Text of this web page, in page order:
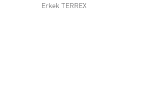
Erkek TERREX